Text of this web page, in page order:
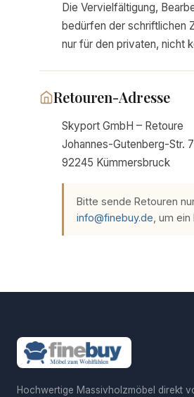
Die Vervielfältigung,
bedürfen der schriftlichen
nur für den privaten, nicht
Retouren-Adresse
Skyport GmbH – Retoure
Johannes-Gutenberg-Str.
92245 Kümmersbruck
Bitte sende Retouren
info@finebuy.de , um
Hochwertige Massivholzmöbel direkt